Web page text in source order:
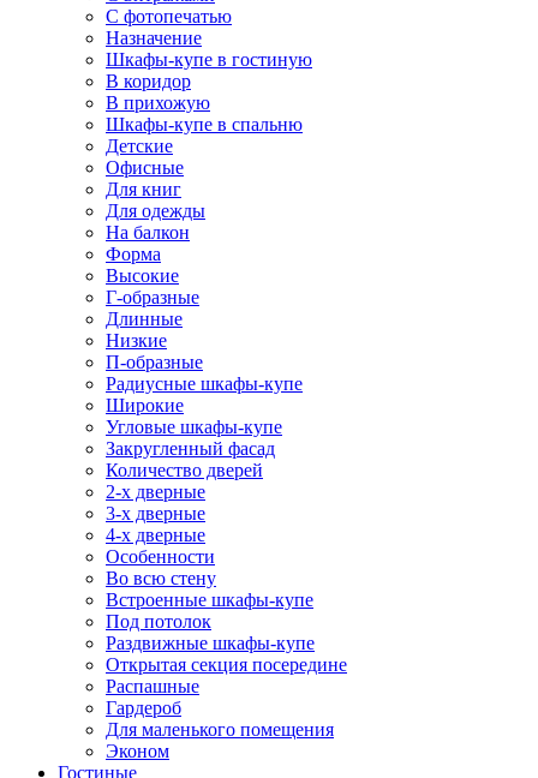
С фотопечатью
Назначение
Шкафы-купе в гостиную
В коридор
В прихожую
Шкафы-купе в спальню
Детские
Офисные
Для книг
Для одежды
На балкон
Форма
Высокие
Г-образные
Длинные
Низкие
П-образные
Радиусные шкафы-купе
Широкие
Угловые шкафы-купе
Закругленный фасад
Количество дверей
2-х дверные
3-х дверные
4-х дверные
Особенности
Во всю стену
Встроенные шкафы-купе
Под потолок
Раздвижные шкафы-купе
Открытая секция посередине
Распашные
Гардероб
Для маленького помещения
Эконом
Гостиные